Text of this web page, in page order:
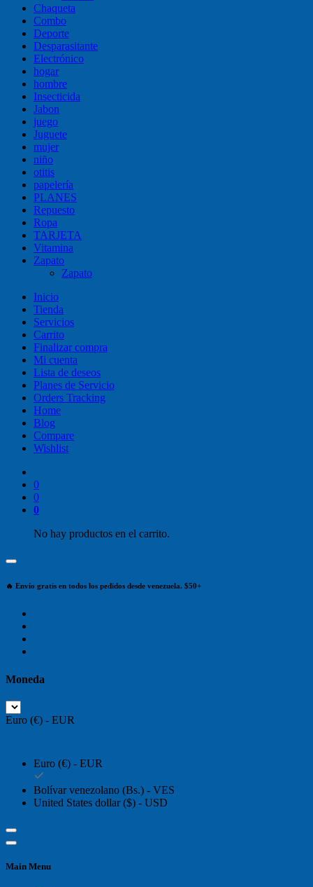
Chaqueta
Combo
Deporte
Desparasitante
Electrónico
hogar
hombre
Insecticida
Jabon
juego
Juguete
mujer
niño
otitis
papelería
PLANES
Repuesto
Ropa
TARJETA
Vitamina
Zapato
Zapato
Inicio
Tienda
Servicios
Carrito
Finalizar compra
Mi cuenta
Lista de deseos
Planes de Servicio
Orders Tracking
Home
Blog
Compare
Wishlist
0
0
0
No hay productos en el carrito.
🔥 Envío gratis en todos los pedidos desde venezuela. $50+
Moneda
Euro (€) - EUR
Euro (€) - EUR
Bolívar venezolano (Bs.) - VES
United States dollar ($) - USD
Main Menu